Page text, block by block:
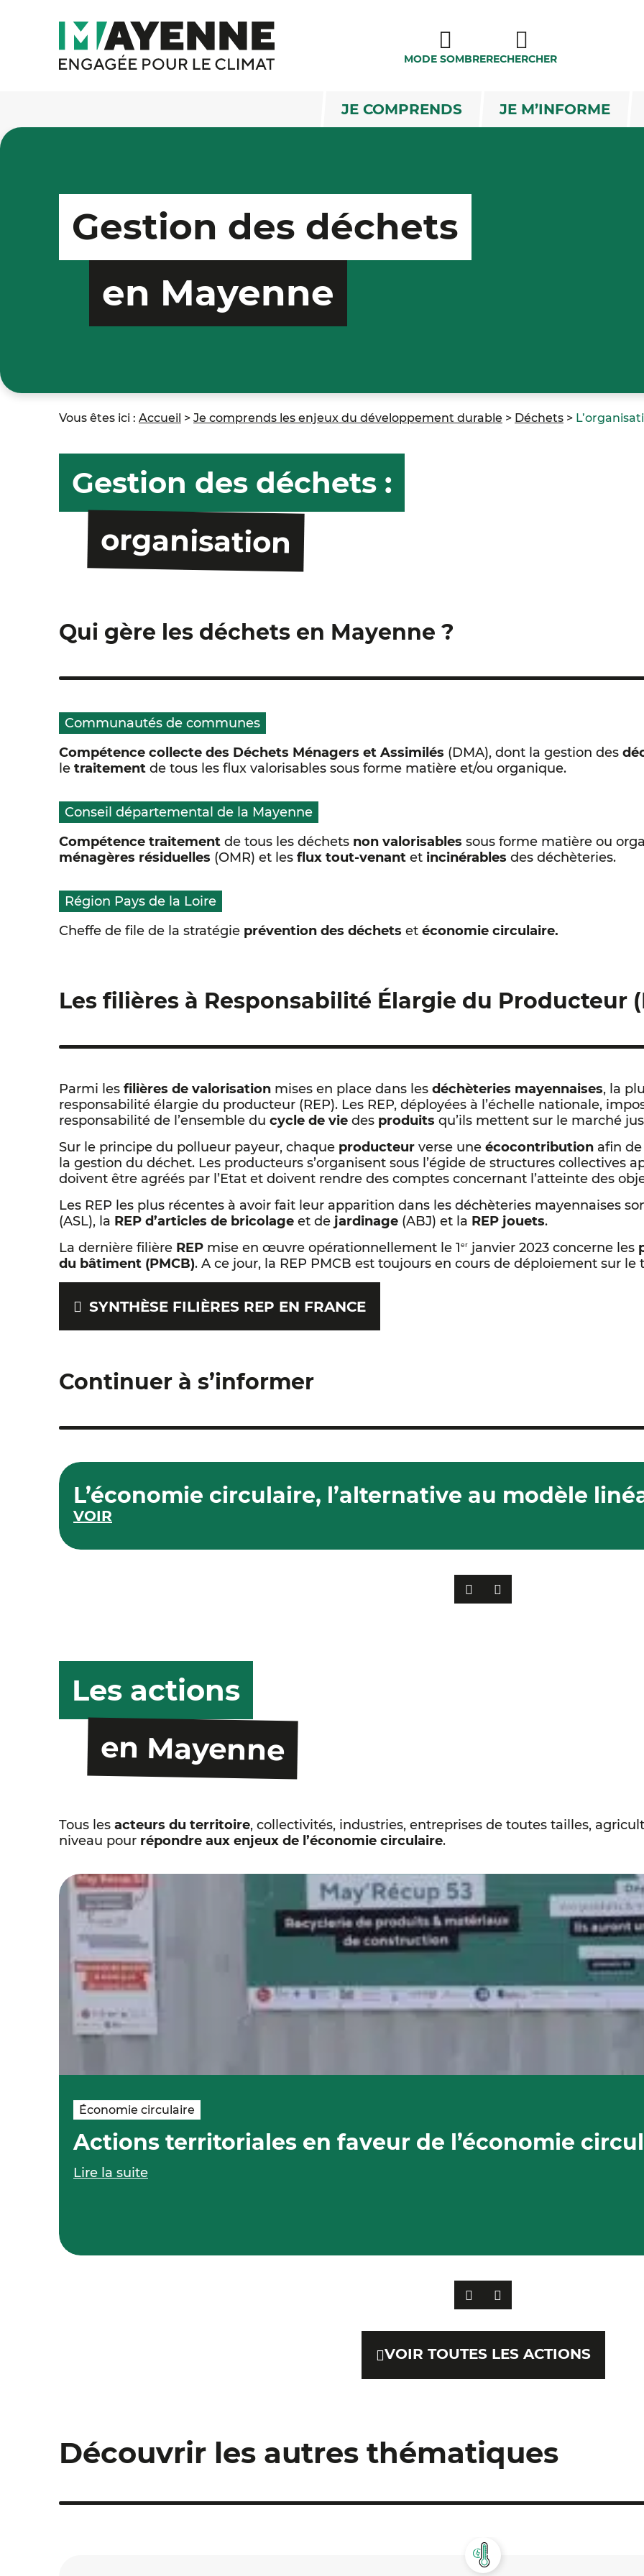
MODE SOMBRERECHERCHER
JE COMPRENDS JE M’INFORME
Gestion des déchets
en Mayenne
Vous êtes ici : Accueil > Je comprends les enjeux du développement durable > Déchets >
Gestion des déchets :
organisation
Qui gère les déchets en Mayenne ?
Communautés de communes
Compétence collecte des Déchets Ménagers et Assimilés (DMA), dont la gestion des
le traitement de tous les flux valorisables sous forme matière et/ou organique.
Conseil départemental de la Mayenne
Compétence traitement de tous les déchets non valorisables sous forme matière ou
ménagères résiduelles (OMR) et les flux tout-venant et incinérables des déchèteries.
Région Pays de la Loire
Cheffe de file de la stratégie prévention des déchets et économie circulaire.
Les filières à Responsabilité Élargie du Producteur
Parmi les filières de valorisation mises en place dans les déchèteries mayennaises, la
responsabilité élargie du producteur (REP). Les REP, déployées à l’échelle nationale,
responsabilité de l’ensemble du cycle de vie des produits qu’ils mettent sur le marché
Sur le principe du pollueur payeur, chaque producteur verse une écocontribution afin
la gestion du déchet. Les producteurs s’organisent sous l’égide de structures collectives
doivent être agréés par l’Etat et doivent rendre des comptes concernant l’atteinte des
Les REP les plus récentes à avoir fait leur apparition dans les déchèteries mayennaises
(ASL), la REP d’articles de bricolage et de jardinage (ABJ) et la REP jouets.
La dernière filière REP mise en œuvre opérationnellement le 1er janvier 2023 concerne les
du bâtiment (PMCB). A ce jour, la REP PMCB est toujours en cours de déploiement sur le
SYNTHÈSE FILIÈRES REP EN FRANCE
Continuer à s’informer
L’économie circulaire, l’alternative au modèle
VOIR
PRÉCÉDENT
SUIVANT
Les actions
en Mayenne
Tous les acteurs du territoire, collectivités, industries, entreprises de toutes tailles,
niveau pour répondre aux enjeux de l’économie circulaire.
Économie circulaire
Actions territoriales en faveur de l’économie
Lire la suite
PRÉCÉDENT
SUIVANT
VOIR TOUTES LES ACTIONS
Découvrir les autres thématiques